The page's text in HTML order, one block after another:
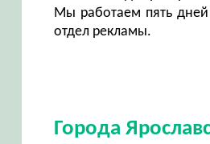
Мы работаем пять
отдел рекламы.
Города